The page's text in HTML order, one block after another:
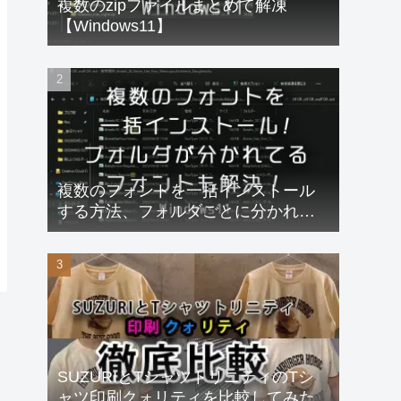
複数のzipファイルまとめて解凍
【Windows11】
複数のフォントを一括インストール
する方法、フォルダごとに分かれて
るフォントも速攻解決！
【Windows11】
SUZURIとTシャツトリニティのTシ
ャツ印刷クォリティを比較してみた